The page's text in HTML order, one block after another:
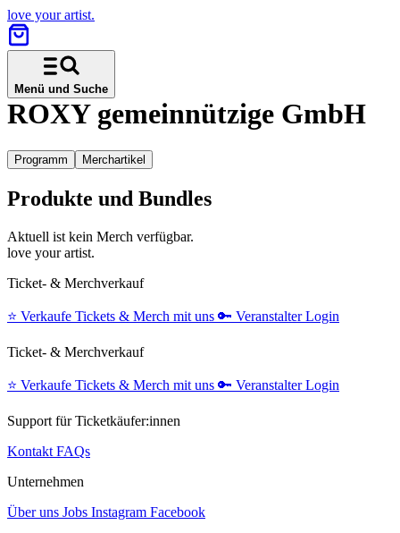
love your artist.
Menü und Suche
ROXY gemeinnützige GmbH
Programm Merchartikel
Produkte und Bundles
Aktuell ist kein Merch verfügbar.
love your artist.
Ticket- & Merchverkauf
⭐️ Verkaufe Tickets & Merch mit uns 🔑 Veranstalter Login
Ticket- & Merchverkauf
⭐️ Verkaufe Tickets & Merch mit uns 🔑 Veranstalter Login
Support für Ticketkäufer:innen
Kontakt FAQs
Unternehmen
Über uns Jobs Instagram Facebook